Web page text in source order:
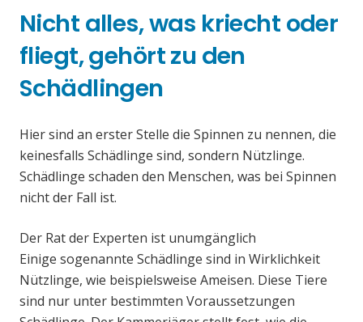
Nicht alles, was kriecht oder
fliegt, gehört zu den
Schädlingen
Hier sind an erster Stelle die Spinnen zu nennen, die
keinesfalls Schädlinge sind, sondern Nützlinge.
Schädlinge schaden den Menschen, was bei Spinnen
nicht der Fall ist.
Der Rat der Experten ist unumgänglich
Einige sogenannte Schädlinge sind in Wirklichkeit
Nützlinge, wie beispielsweise Ameisen. Diese Tiere
sind nur unter bestimmten Voraussetzungen